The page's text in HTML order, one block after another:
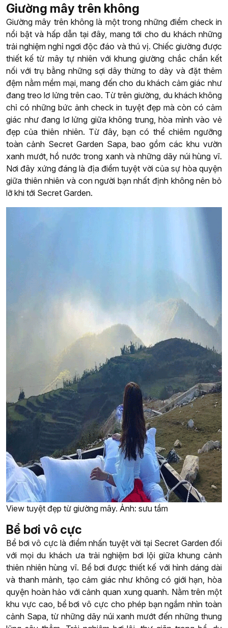
Giường mây trên không
Giường mây trên không là một trong những điểm check in
nổi bật và hấp dẫn tại đây, mang tới cho du khách những
trải nghiệm nghỉ ngơi độc đáo và thú vị. Chiếc giường được
thiết kế từ mây tự nhiên với khung giường chắc chắn kết
nối với trụ bằng những sợi dây thừng to dày và đặt thêm
đệm nằm mềm mại, mang đến cho du khách cảm giác như
đang treo lơ lửng trên cao. Từ trên giường, du khách không
chỉ có những bức ảnh check in tuyệt đẹp mà còn có cảm
giác như đang lơ lửng giữa không trung, hòa mình vào vẻ
đẹp của thiên nhiên. Từ đây, bạn có thể chiêm ngưỡng
toàn cảnh Secret Garden Sapa, bao gồm các khu vườn
xanh mướt, hồ nước trong xanh và những dãy núi hùng vĩ.
Nơi đây xứng đáng là địa điểm tuyệt vời của sự hòa quyện
giữa thiên nhiên và con người bạn nhất định không nên bỏ
lỡ khi tới Secret Garden.
View tuyệt đẹp từ giường mây. Ảnh: sưu tầm
Bể bơi vô cực
Bể bơi vô cực là điểm nhấn tuyệt vời tại Secret Garden đối
với mọi du khách ưa trải nghiệm bơi lội giữa khung cảnh
thiên nhiên hùng vĩ. Bể bơi được thiết kế với hình dáng dài
và thanh mảnh, tạo cảm giác như không có giới hạn, hòa
quyện hoàn hảo với cảnh quan xung quanh. Nằm trên một
khu vực cao, bể bơi vô cực cho phép bạn ngắm nhìn toàn
cảnh Sapa, từ những dãy núi xanh mướt đến những thung